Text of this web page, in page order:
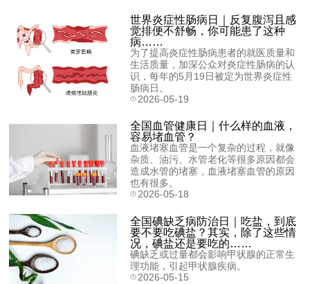
世界炎症性肠病日｜反复腹泻且感
觉排便不舒畅，你可能患了这种
病……
为了提高炎症性肠病患者的就医质量和
生活质量，加深公众对炎症性肠病的认
识，每年的5月19日被定为世界炎症性
肠病日。
2026-05-19
全国血管健康日｜什么样的血液，
容易堵血管？
血液堵塞血管是一个复杂的过程，就像
杂质、油污、水管老化等很多原因都会
造成水管的堵塞，血液堵塞血管的原因
也有很多。
2026-05-18
全国碘缺乏病防治日｜吃盐，到底
要不要吃碘盐？其实，除了这些情
况，碘盐还是要吃的……
碘缺乏或过量都会影响甲状腺的正常生
理功能，引起甲状腺疾病。
2026-05-15